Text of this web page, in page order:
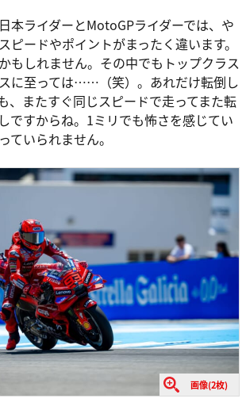
本ライダーとMotoGPライダーでは、や
ピードやポイントがまったく違います。
もしれません。その中でもトップクラス
に至っては……（笑）。あれだけ転倒し
、またすぐ同じスピードで走ってまた転
すからね。1ミリでも怖さを感じてい
ていられません。
画像(2枚)